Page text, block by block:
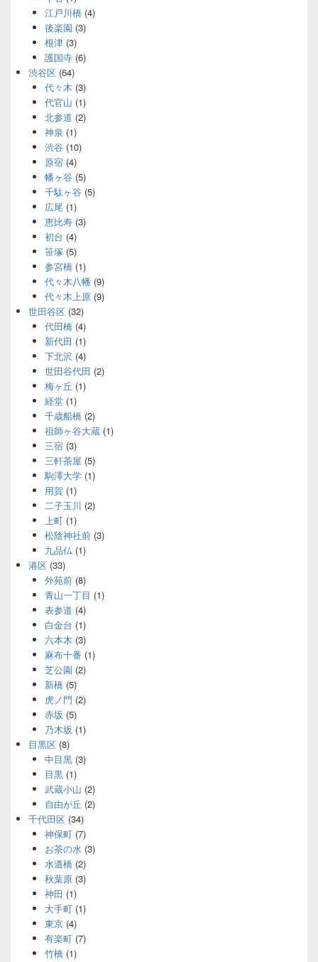
江戸川橋(4)
後楽園 (3)
根津(3)
護国寺(6)
渋谷区 (64)
代々木 (3)
代官山 (1)
北参道 (2)
神泉 (1)
渋谷(10)
原宿(4)
幡ヶ谷(5)
千駄ヶ谷(5)
広尾 (1)
恵比寿(3)
初台 (4)
笹塚 (5)
参宮橋(1)
代々木八幡 (9)
代々木上原(9)
世田谷区 (32)
代田橋(4)
新代田 (1)
下北沢 (4)
世田谷代田 (2)
梅ヶ丘 (1)
経堂(1)
千歳船橋(2)
祖師ヶ谷大蔵(1)
三宿(3)
三軒茶屋 (5)
駒澤大学(1)
用賀 (1)
二子玉川 (2)
上町(1)
松陰神社前(3)
九品仏 (1)
港区 (33)
外苑前(8)
青山一丁目 (1)
表参道 (4)
白金台 (1)
六本木 (3)
麻布十番 (1)
芝公園 (2)
新橋(5)
虎ノ門 (2)
赤坂 (5)
乃木坂 (1)
目黒区 (8)
中目黒(3)
目黒(1)
武蔵小山 (2)
自由が丘 (2)
千代田区 (34)
神保町(7)
お茶の水 (3)
水道橋(2)
秋葉原(3)
神田 (1)
大手町(1)
東京(4)
有楽町(7)
竹橋(1)